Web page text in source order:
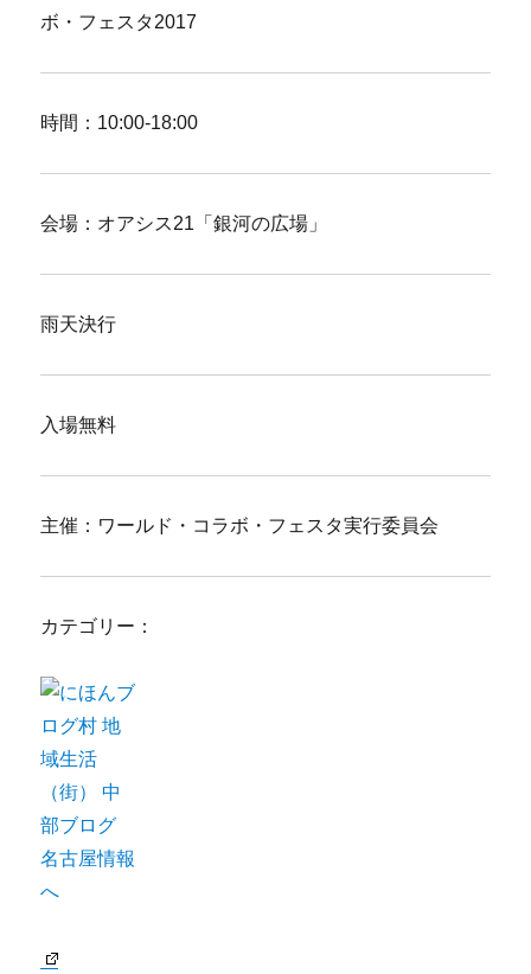
ボ・フェスタ2017
時間：10:00-18:00
会場：オアシス21「銀河の広場」
雨天決行
入場無料
主催：ワールド・コラボ・フェスタ実行委員会
カテゴリー：